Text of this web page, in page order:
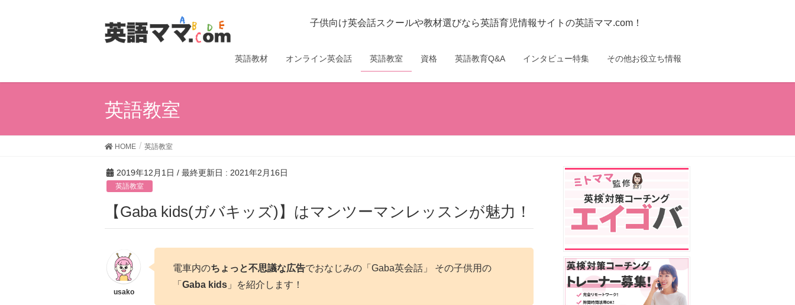
子供向け英会話スクールや教材選びなら英語育児情報サイトの英語ママ.com！
英語教材 オンライン英会話 英語教室 資格 英語教育Q&A インタビュー特集 その他お役立ち情報
英語教室
HOME 英語教室
2019年12月1日 / 最終更新日 : 2021年2月16日
英語教室
【Gaba kids(ガバキッズ)】はマンツーマンレッスンが魅力！
電車内のちょっと不思議な広告でおなじみの「Gaba英会話」 その子供用の
「 Gaba kids 」を紹介します！